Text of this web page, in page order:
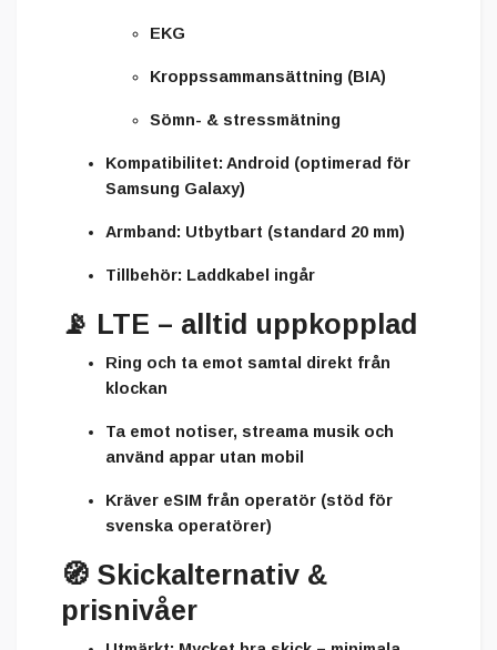
EKG
Kroppssammansättning (BIA)
Sömn- & stressmätning
Kompatibilitet: Android (optimerad för
Samsung Galaxy)
Armband: Utbytbart (standard 20 mm)
Tillbehör: Laddkabel ingår
📡 LTE – alltid uppkopplad
Ring och ta emot samtal direkt från
klockan
Ta emot notiser, streama musik och
använd appar utan mobil
Kräver eSIM från operatör (stöd för
svenska operatörer)
🧭 Skickalternativ &
prisnivåer